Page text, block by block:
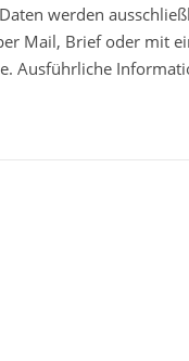
werden
Mail, Brief oder mit
Ausführliche